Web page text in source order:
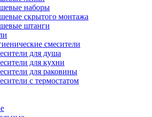
наборы
скрытого монтажа
штанги
смесители
для душа
для кухни
для раковины
с термостатом